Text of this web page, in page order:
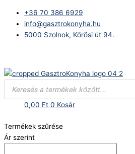
content
+36 70 386 6929
info@gasztrokonyha.hu
5000 Szolnok, Kőrösi út 94.
Products
search
0,00 Ft 0 Kosár
Termékek szűrése
Ár szerint